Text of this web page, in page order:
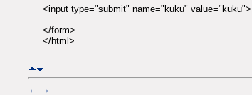
<input type="submit" name="kuku" value="kuku">
</form>
</html>
← →